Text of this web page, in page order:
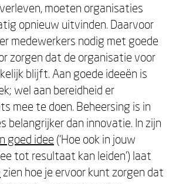
moeten organisaties
opnieuw uitvinden. Daarvoor
medewerkers nodig met goede
zorgen dat de organisatie voor
blijft. Aan goede ideeën is
wel aan bereidheid er
mee te doen. Beheersing is in
belangrijker dan innovatie. In zijn
goed idee (‘Hoe ook in jouw
tot resultaat kan leiden’) laat
zien hoe je ervoor kunt zorgen dat